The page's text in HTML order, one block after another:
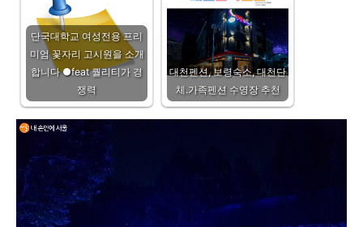
단국대학교 여성전용 프리
미엄 꽃자리 고시원을 소개
합니다 ●feat 퀄리티가 경
쟁력
대천펜션, 보령숙소, 대천단
체.가족펜션 수영장 추천